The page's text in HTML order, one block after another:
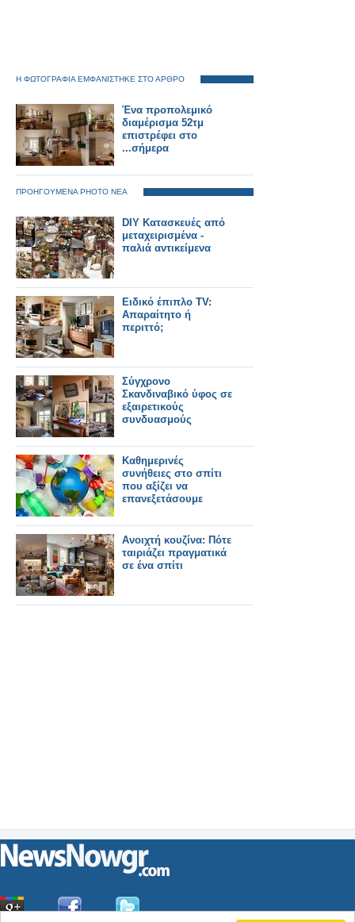
Η ΦΩΤΟΓΡΑΦΙΑ ΕΜΦΑΝΙΣΤΗΚΕ ΣΤΟ ΑΡΘΡΟ
Ένα προπολεμικό
διαμέρισμα 52τμ
επιστρέφει στο
...σήμερα
ΠΡΟΗΓΟΥΜΕΝΑ PHOTO ΝΕΑ
DIY Κατασκευές από
μεταχειρισμένα -
παλιά αντικείμενα
Ειδικό έπιπλο TV:
Απαραίτητο ή
περιττό;
Σύγχρονο
Σκανδιναβικό ύφος σε
εξαιρετικούς
συνδυασμούς
Καθημερινές
συνήθειες στο σπίτι
που αξίζει να
επανεξετάσουμε
Ανοιχτή κουζίνα: Πότε
ταιριάζει πραγματικά
σε ένα σπίτι